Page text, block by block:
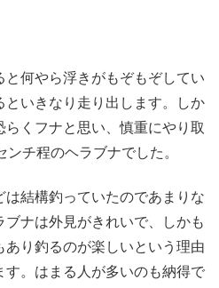
何やら浮きがもぞもぞしてい
といきなり走り出します。しか
らくフナと思い、慎重にやり取
チ程のヘラブナでした。
結構釣っていたのであまりな
ブナは外見がきれいで、しかも
り釣るのが楽しいという理由
す。はまる人が多いのも納得で